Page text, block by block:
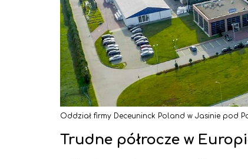
Oddział firmy Deceuninck Poland w Jasinie pod
Trudne półrocze w